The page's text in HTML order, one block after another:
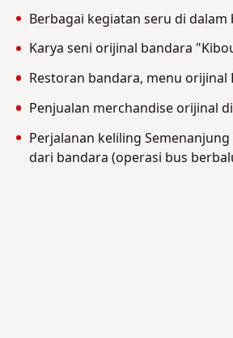
Berbagai kegiatan seru di dalam
Karya seni orijinal bandara
Restoran bandara, menu orijinal
Penjualan merchandise orijinal
Perjalanan keliling
dari bandara (operasi bus